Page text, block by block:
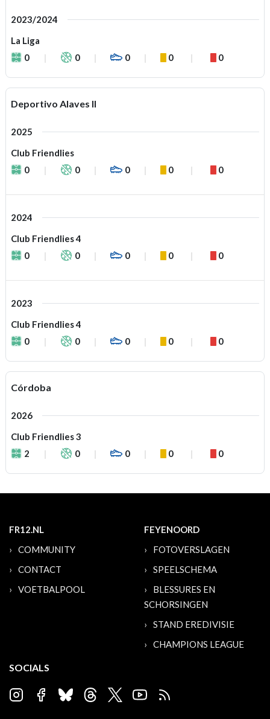
2023/2024
La Liga
0
0 0 0 0
Deportivo Alaves II
2025
Club Friendlies
0
0 0 0 0
2024
Club Friendlies 4
0
0 0 0 0
2023
Club Friendlies 4
0
0 0 0 0
Córdoba
2026
Club Friendlies 3
2
0 0 0 0
FR12.NL
COMMUNITY
CONTACT
VOETBALPOOL
FEYENOORD
FOTOVERSLAGEN
SPEELSCHEMA
BLESSURES EN
SCHORSINGEN
STAND EREDIVISIE
CHAMPIONS LEAGUE
SOCIALS